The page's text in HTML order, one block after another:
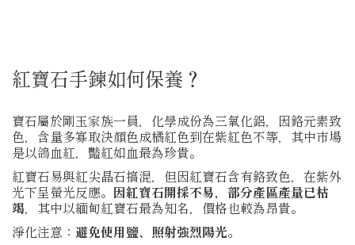
紅寶石手鍊如何保養？
寶石屬於剛玉家族一員，化學成份為三氧化鋁，因鉻元素致
色，含量多寡取決顏色成橘紅色到在紫紅色不等，其中市場
是以鴿血紅，豔紅如血最為珍貴。
紅寶石易與紅尖晶石搞混，但因紅寶石含有鉻致色，在紫外
光下呈螢光反應。 因紅寶石開採不易，部分產區產量已枯
竭，其中以緬甸紅寶石最為知名，價格也較為昂貴。
淨化注意： 避免使用鹽、照射強烈陽光。